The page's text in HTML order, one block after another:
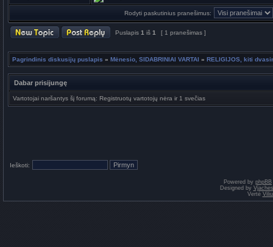
Rodyti paskutinius pranešimus:
Puslapis 1 iš 1 [ 1 pranešimas ]
Pagrindinis diskusijų puslapis » Mėnesio, SIDABRINIAI VARTAI » RELIGIJOS, kiti
Dabar prisijungę
Vartotojai naršantys šį forumą: Registruotų vartotojų nėra ir 1 svečias
Ieškoti:
Powered by phpBB
Designed by
Vertė